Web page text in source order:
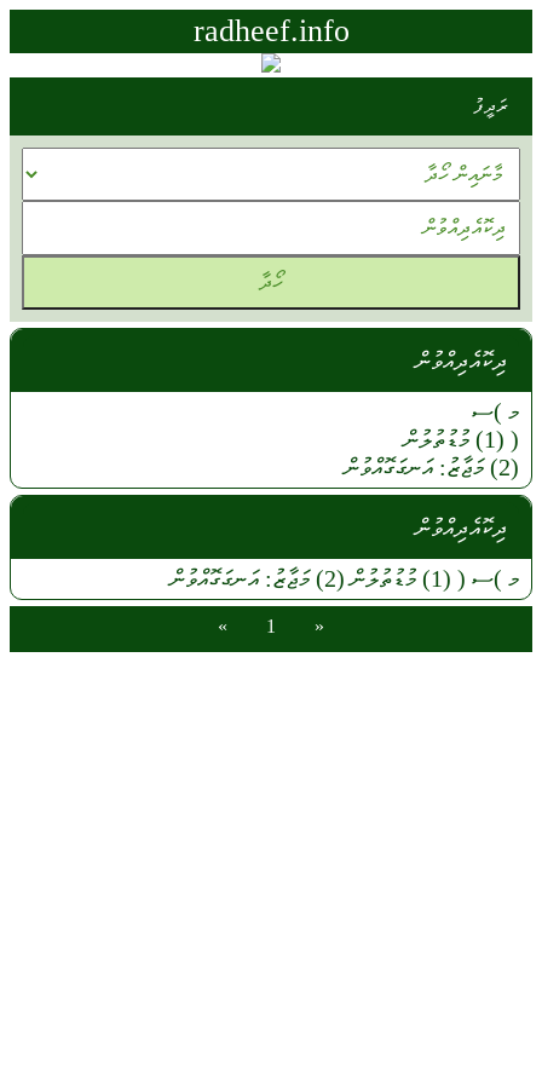
radheef.info
ރަދީފު
ދިކޮއެދިއްވުން
މ )ސ
(
(1)
މުޑުތުލުން
(2)
މަޖާޒު:އަނގަގޮއްވުން
ދިކޮއެދިއްވުން
މ )ސ ( (1) މުޑުތުލުން(2) މަޖާޒު:އަނގަގޮއްވުން
«
1
»